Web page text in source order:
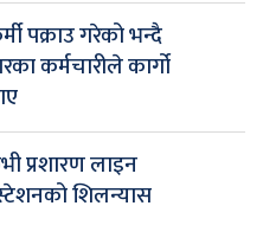
पक्राउ गरेको भन्दै
कर्मचारीले कार्गो
प्रशारण लाइन
शिलन्यास